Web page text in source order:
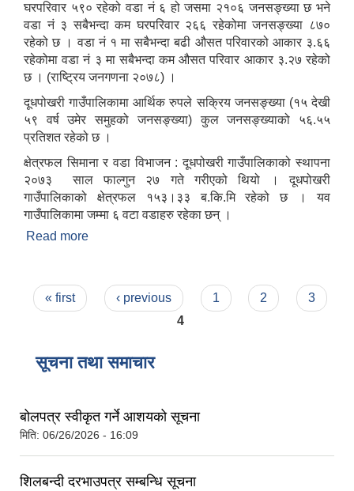
घरपरिवार ५९० रहेको वडा नं ६ हो जसमा २१०६ जनसङ्ख्या छ भने
वडा नं ३ सबैभन्दा कम घरपरिवार २६६ रहेकोमा जनसङ्ख्या ८७०
रहेको छ । वडा नं १ मा सबैभन्दा बढी औसत परिवारको आकार ३.६६
रहेकोमा वडा नं ३ मा सबैभन्दा कम औसत परिवार आकार ३.२७ रहेको
छ । (राष्ट्रिय जनगणना २०७८) ।
दूधपोखरी गाउँपालिकामा आर्थिक रुपले सक्रिय जनसङ्ख्या (१५ देखी
५९ वर्ष उमेर समुहको जनसङ्ख्या) कुल जनसङ्ख्याको ५६.५५
प्रतिशत रहेको छ ।
क्षेत्रफल सिमाना र वडा विभाजन : दूधपोखरी गाउँपालिकाको स्थापना
२०७३ साल फाल्गुन २७ गते गरीएको थियो । दूधपोखरी
गाउँपालिकाको क्षेत्रफल १५३।३३ ब.कि.मि रहेको छ । यव
गाउँपालिकामा जम्मा ६ वटा वडाहरु रहेका छन् ।
Read more
Pages
« first ‹ previous 1 2
3
4
सूचना तथा समाचार
बोलपत्र स्वीकृत गर्ने आशयको सूचना
मिति: 06/26/2026 - 16:09
शिलबन्दी दरभाउपत्र सम्बन्धि सूचना